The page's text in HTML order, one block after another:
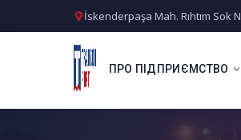
İskenderpaşa Mah. Rıhtım Sok
ПРО ПІДПРИЄМСТВО